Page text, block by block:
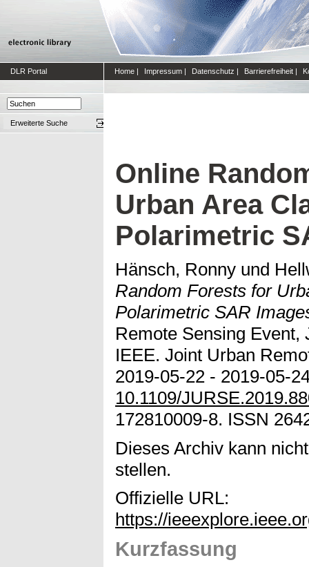
DLR Portal Home | Impressum | Datenschutz | Barrierefreiheit |
Erweiterte Suche
Online
Urban Area
Polarimetric
Hänsch, Ronny und
Random Forests for
Polarimetric SAR
Remote Sensing Event,
IEEE. Joint Urban
2019-05-22 - 2019-05-
10.1109/
172810009-8. ISSN
Dieses Archiv kann
stellen.
Offizielle URL:
https://
Kurzfassung